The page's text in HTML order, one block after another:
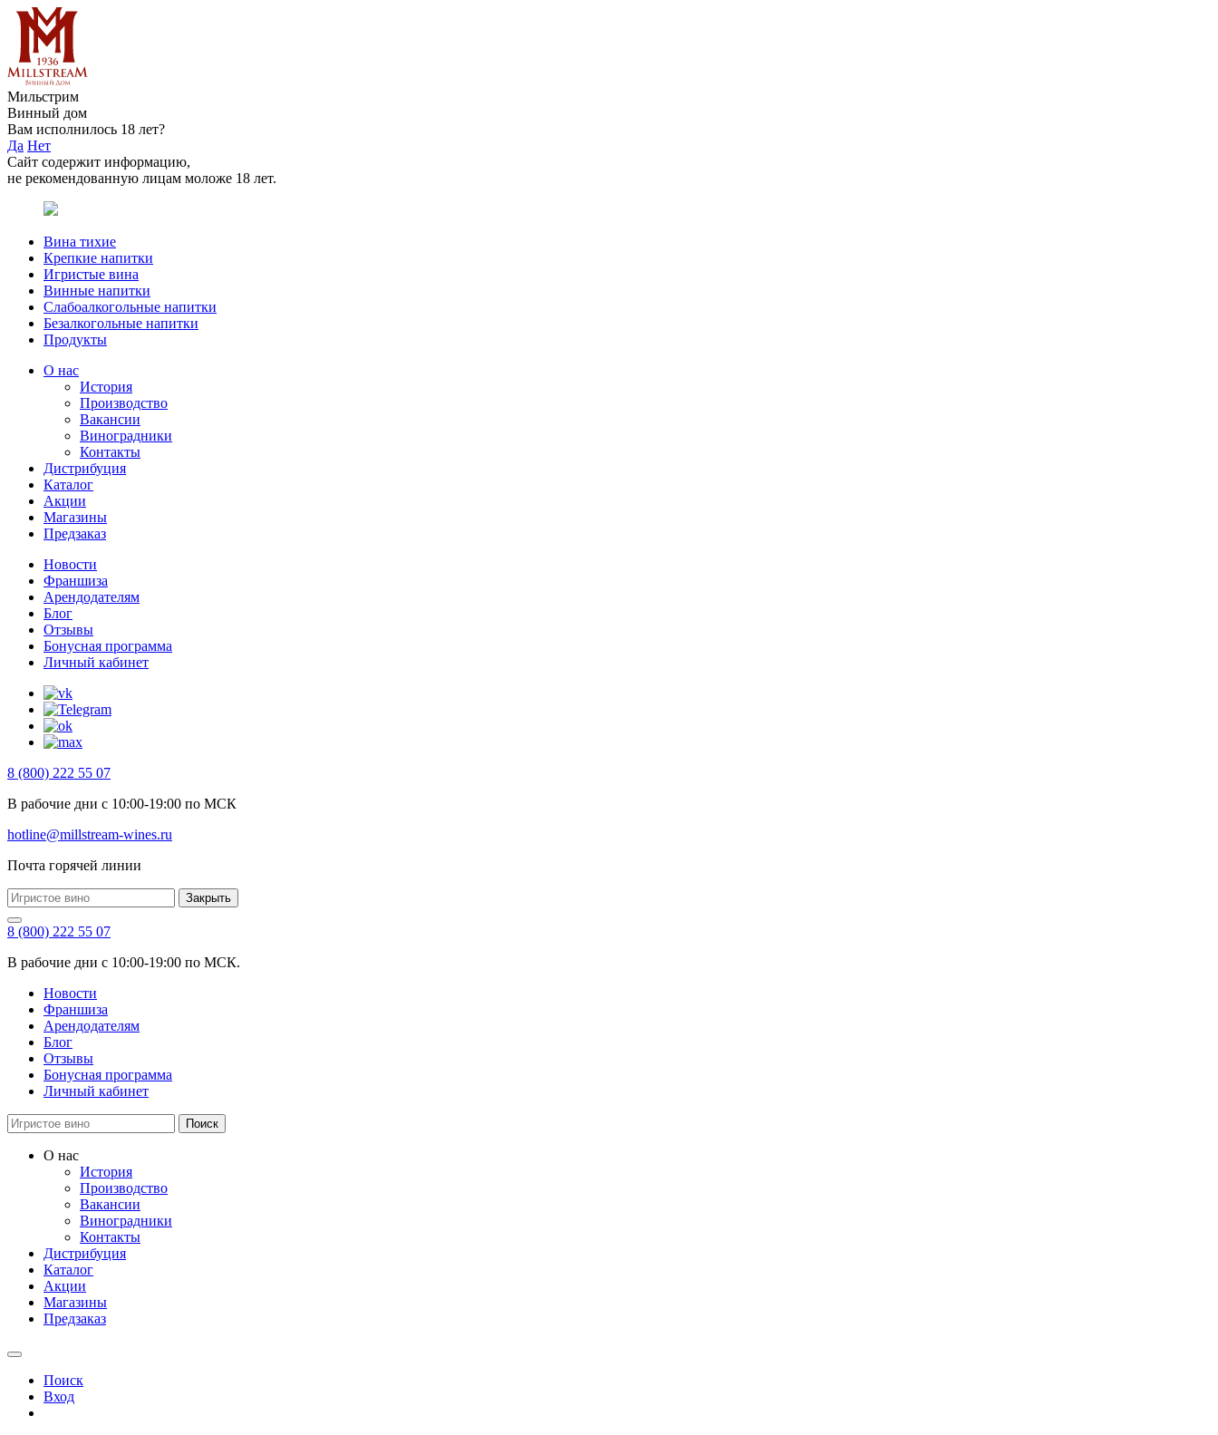
Мильстрим
Винный дом
Вам исполнилось 18 лет?
Да Нет
Сайт содержит информацию,
не рекомендованную лицам моложе 18 лет.
Вина тихие
Крепкие напитки
Игристые вина
Винные напитки
Слабоалкогольные напитки
Безалкогольные напитки
Продукты
О нас
История
Производство
Вакансии
Виноградники
Контакты
Дистрибуция
Каталог
Акции
Магазины
Предзаказ
Новости
Франшиза
Арендодателям
Блог
Отзывы
Бонусная программа
Личный кабинет
8 (800) 222 55 07
В рабочие дни с 10:00-19:00 по МСК
hotline@millstream-wines.ru
Почта горячей линии
Закрыть
8 (800) 222 55 07
В рабочие дни с 10:00-19:00 по МСК.
Новости
Франшиза
Арендодателям
Блог
Отзывы
Бонусная программа
Личный кабинет
Поиск
О нас
История
Производство
Вакансии
Виноградники
Контакты
Дистрибуция
Каталог
Акции
Магазины
Предзаказ
Поиск
Вход